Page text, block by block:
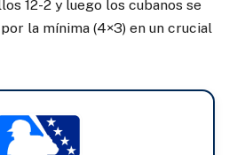
12-2 y luego los cubanos se
la mínima (4×3) en un crucial